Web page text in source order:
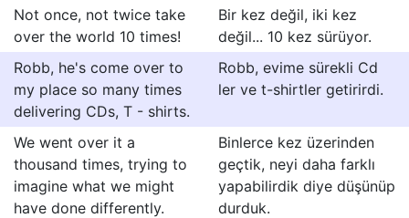
Not once, not twice take
over the world 10 times!
Bir kez değil, iki kez
değil... 10 kez sürüyor.
Robb, he's come over to
my place so many times
delivering CDs, T - shirts.
Robb, evime sürekli Cd
ler ve t-shirtler getirirdi.
We went over it a
thousand times, trying to
imagine what we might
have done differently.
Binlerce kez üzerinden
geçtik, neyi daha farklı
yapabilirdik diye düşünüp
durduk.